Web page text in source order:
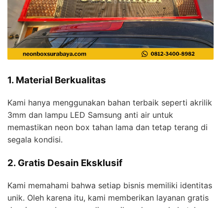
1. Material Berkualitas
Kami hanya menggunakan bahan terbaik seperti akrilik
3mm dan lampu LED Samsung anti air untuk
memastikan neon box tahan lama dan tetap terang di
segala kondisi.
2. Gratis Desain Eksklusif
Kami memahami bahwa setiap bisnis memiliki identitas
unik. Oleh karena itu, kami memberikan layanan gratis